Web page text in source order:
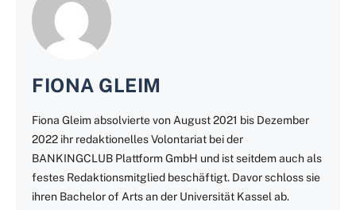
FIONA GLEIM
Fiona Gleim absolvierte von August 2021 bis Dezember
2022 ihr redaktionelles Volontariat bei der
BANKINGCLUB Plattform GmbH und ist seitdem auch als
festes Redaktionsmitglied beschäftigt. Davor schloss sie
ihren Bachelor of Arts an der Universität Kassel ab.